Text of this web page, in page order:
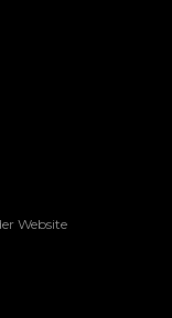
Website